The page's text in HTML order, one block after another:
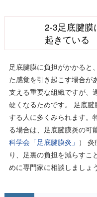
2-3足底腱膜
起きている
足底腱膜に負担がかかると
た感覚を引き起こす場合が
支える重要な組織ですが、
硬くなるためです。 足底
する人に多くみられます。
る場合は、足底腱膜炎の可
科学会「足底腱膜炎」 ）
り、足裏の負担を減らすこ
めに専門家に相談しましょ